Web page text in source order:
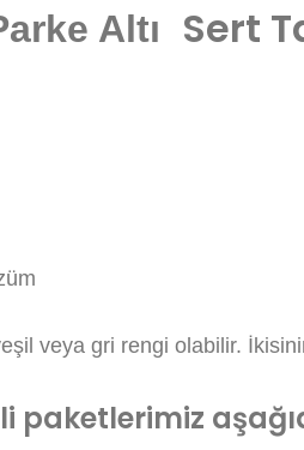
Altı Sert
veya gri rengi olabilir.
paketlerimiz